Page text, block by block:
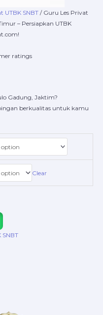
UTBK SNBT / Guru Les Privat
– Persiapkan UTBK
ratings
Gadung, Jaktim?
berkualitas untuk kamu
Clear
SNBT